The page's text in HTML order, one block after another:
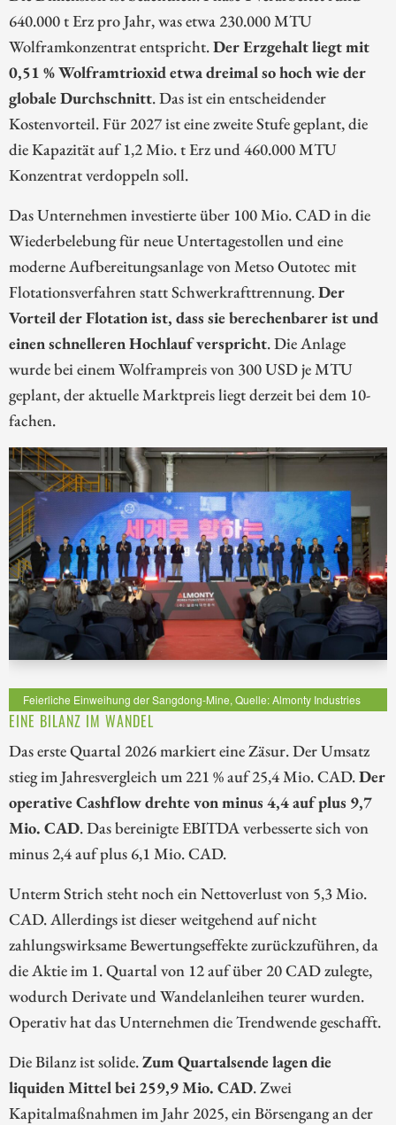
640.000 t Erz pro Jahr, was etwa 230.000 MTU
Wolframkonzentrat entspricht.Der Erzgehalt liegt mit
0,51 % Wolframtrioxid etwa dreimal so hoch wie der
globale Durchschnitt. Das ist ein entscheidender
Kostenvorteil. Für 2027 ist eine zweite Stufe geplant, die
die Kapazität auf 1,2 Mio. t Erz und 460.000 MTU
Konzentrat verdoppeln soll.
Das Unternehmen investierte über 100 Mio. CAD in die
Wiederbelebung für neue Untertagestollen und eine
moderne Aufbereitungsanlage von Metso Outotec mit
Flotationsverfahren statt Schwerkrafttrennung.Der
Vorteil der Flotation ist, dass sie berechenbarer ist und
einen schnelleren Hochlauf verspricht. Die Anlage
wurde bei einem Wolframpreis von 300 USD je MTU
geplant, der aktuelle Marktpreis liegt derzeit bei dem 10-
fachen.
Feierliche Einweihung der Sangdong-Mine, Quelle: Almonty Industries
EINE BILANZ IM WANDEL
Das erste Quartal 2026 markiert eine Zäsur. Der Umsatz
stieg im Jahresvergleich um 221 % auf 25,4 Mio. CAD.Der
operative Cashflow drehte von minus 4,4 auf plus 9,7
Mio. CAD. Das bereinigte EBITDA verbesserte sich von
minus 2,4 auf plus 6,1 Mio. CAD.
Unterm Strich steht noch ein Nettoverlust von 5,3 Mio.
CAD. Allerdings ist dieser weitgehend auf nicht
zahlungswirksame Bewertungseffekte zurückzuführen, da
die Aktie im 1. Quartal von 12 auf über 20 CAD zulegte,
wodurch Derivate und Wandelanleihen teurer wurden.
Operativ hat das Unternehmen die Trendwende geschafft.
Die Bilanz ist solide.Zum Quartalsende lagen die
liquiden Mittel bei 259,9 Mio. CAD. Zwei
Kapitalmaßnahmen im Jahr 2025, ein Börsengang an der